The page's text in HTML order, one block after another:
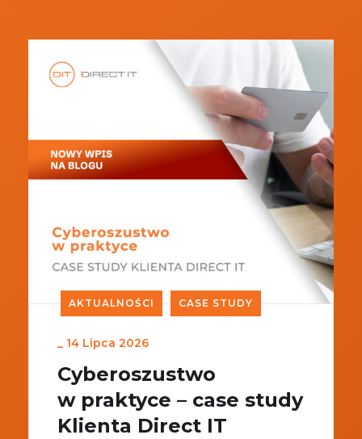
AKTUALNOŚCI CASE STUDY
_ 14 Lipca 2026
Cyberoszustwo
w praktyce – case study
Klienta Direct IT